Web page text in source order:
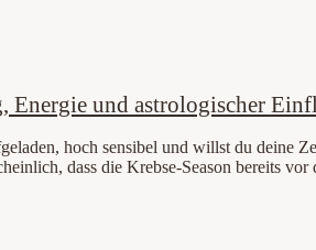
Energie und astrologischer
hoch sensibel und willst du deine
dass die Krebse-Season bereits